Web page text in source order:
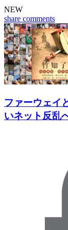
NEW
share comments
ファーウェイ
いネット反乱